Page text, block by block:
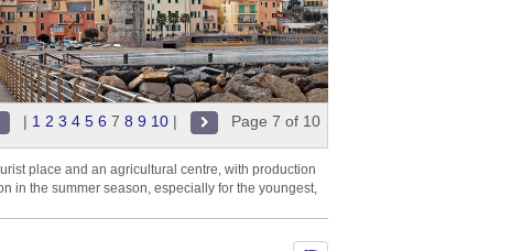
| 1 2 3 4 5 6 7 8 9 10 | Page 7 of 10
place and an agricultural centre, with production
in the summer season, especially for the youngest,